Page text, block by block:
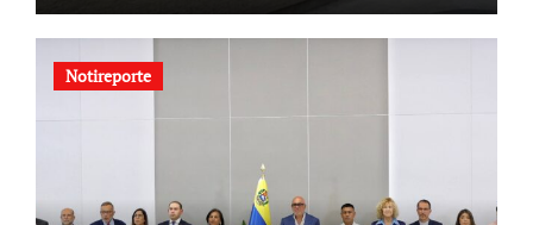
Notireporte